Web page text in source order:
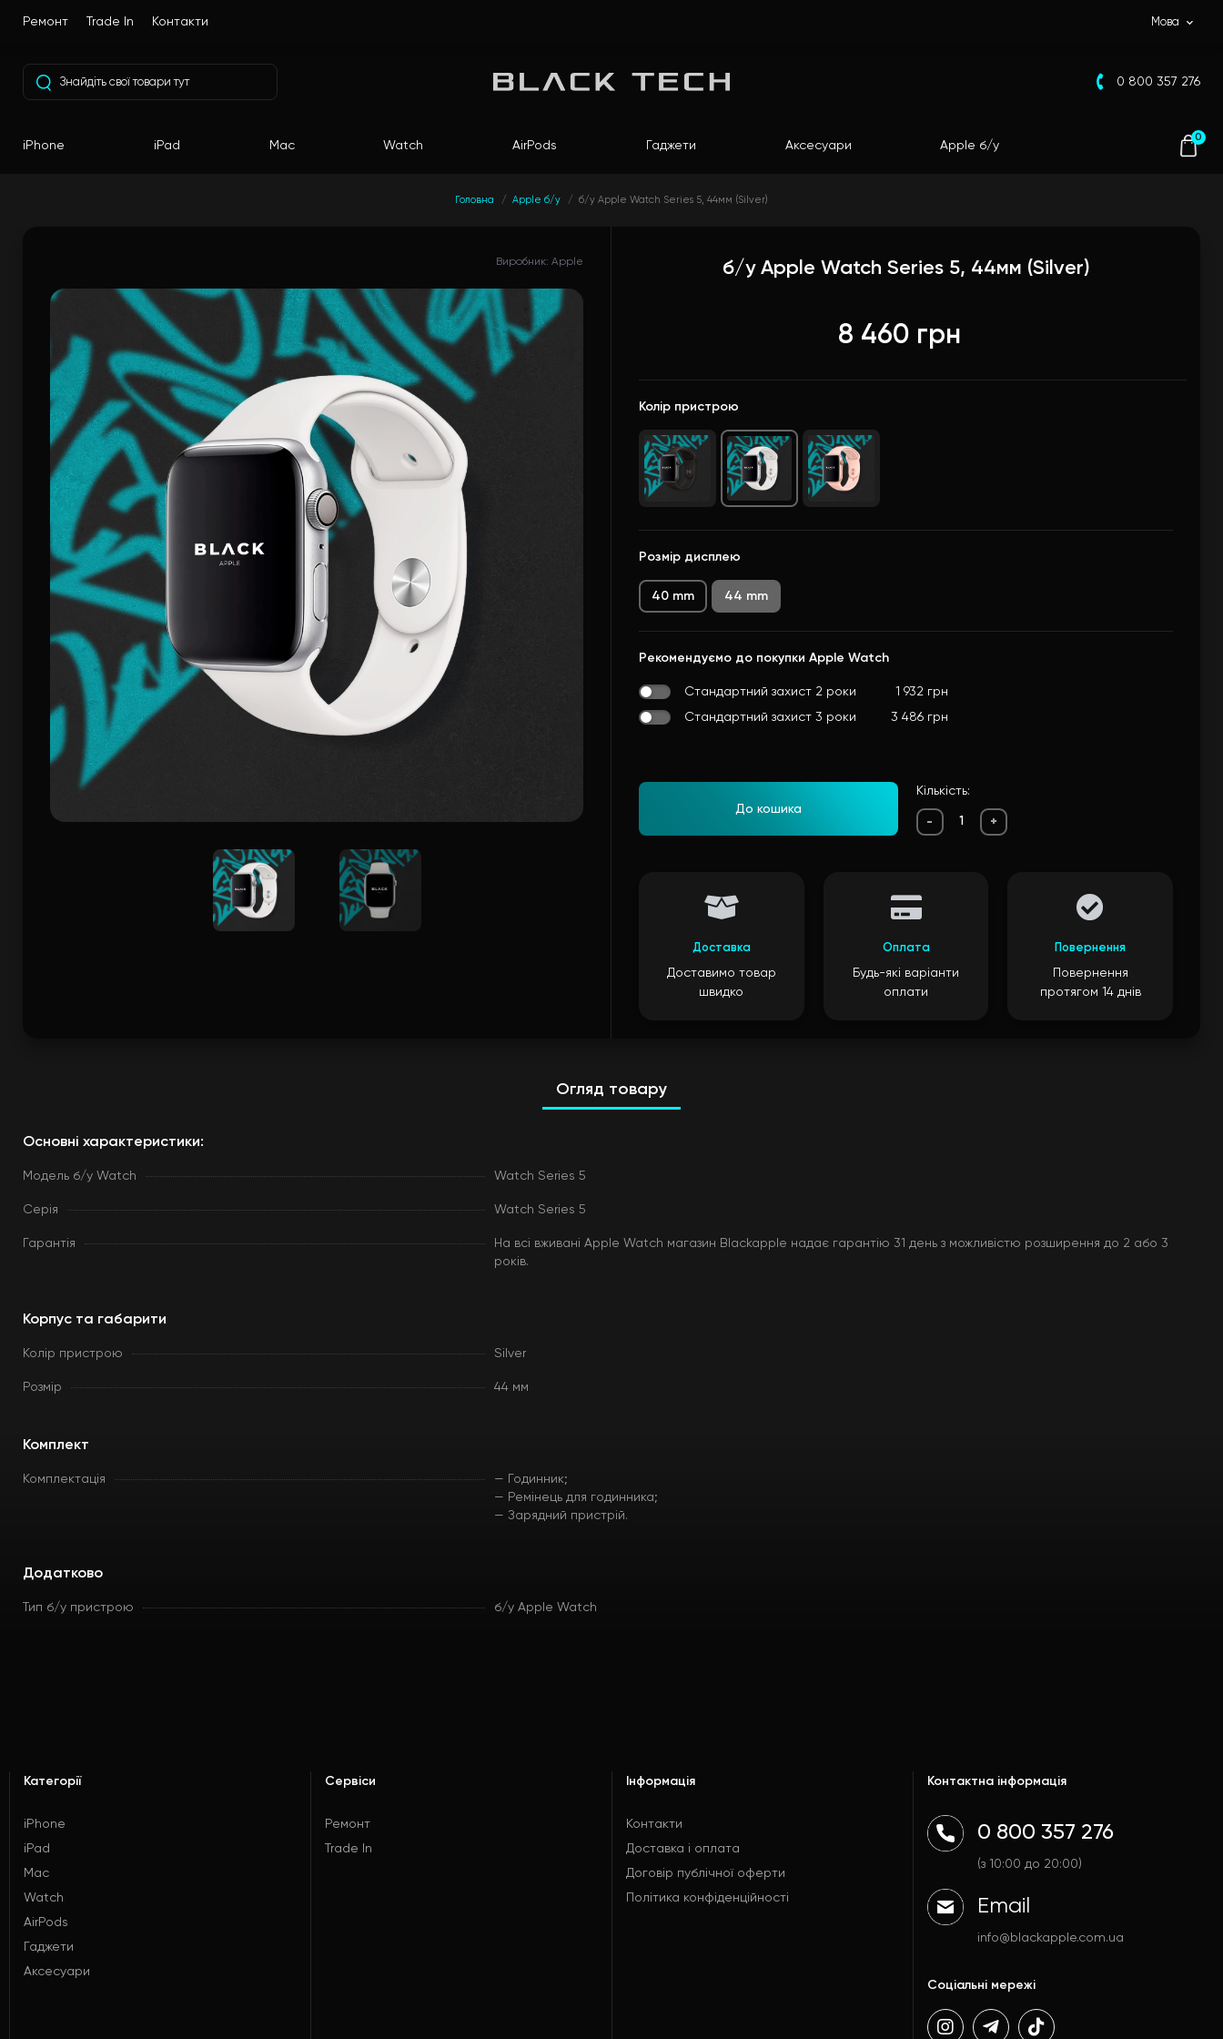
Ремонт Trade In Контакти Мова
0 800 357 276
iPhone iPad Mac Watch AirPods Гаджети Аксесуари Apple б/у
0
Головна Apple б/у б/у Apple Watch Series 5, 44мм (Silver)
Виробник: Apple б/у Apple Watch Series 5, 44мм (Silver)
8 460 грн
Колір пристрою
Розмір дисплею
40 mm 44 mm
Рекомендуємо до покупки Apple Watch
Стандартний захист 2 роки
1 932 грн
Стандартний захист 3 роки
3 486 грн
До кошика
Кількість:
- +
Доставка
Доставимо товар
швидко
Оплата
Будь-які варіанти
оплати
Повернення
Повернення
протягом 14 днів
Огляд товару
Основні характеристики:
Модель б/у Watch Watch Series 5
Серія Watch Series 5
Гарантія
На всі вживані Apple Watch магазин Blackapple надає гарантію 31 день з можливістю розширення до 2 або 3
років.
Корпус та габарити
Колір пристрою Silver
Розмір 44 мм
Комплект
Комплектація
— Годинник;
— Ремінець для годинника;
— Зарядний пристрій.
Додатково
Тип б/у пристрою б/у Apple Watch
Категорії
iPhone
iPad
Mac
Watch
AirPods
Гаджети
Аксесуари
Сервіси
Ремонт
Trade In
Інформація
Контакти
Доставка і оплата
Договір публічної оферти
Політика конфіденційності
Контактна інформація
0 800 357 276
(з 10:00 до 20:00)
Email
info@blackapple.com.ua
Соціальні мережі